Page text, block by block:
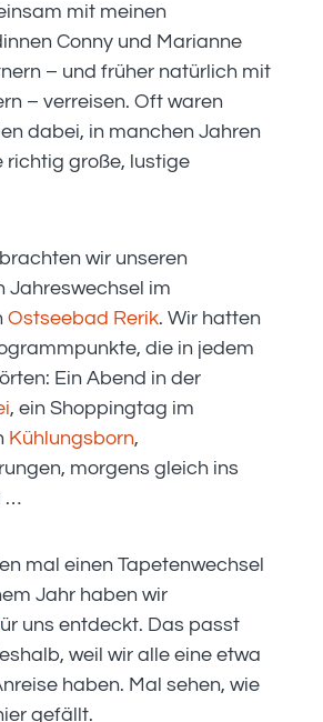
mit meinen
Conny und Marianne
– und früher natürlich mit
– verreisen. Oft waren
dabei, in manchen Jahren
richtig große, lustige
wir unseren
Jahreswechsel im
Ostseebad Rerik. Wir hatten
die in jedem
Ein Abend in der
, ein Shoppingtag im
Kühlungsborn,
morgens gleich ins
…
mal einen Tapetenwechsel
Jahr haben wir
uns entdeckt. Das passt
weil wir alle eine etwa
haben. Mal sehen, wie
gefällt.